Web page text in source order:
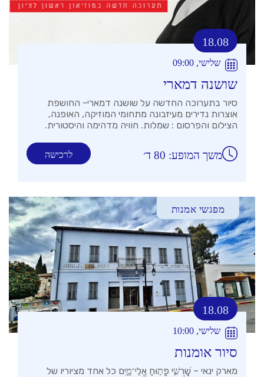
18.08
שלישי, 09:00
שושנה דמארי
סיור בתערוכה החדשה על שושנה דמארי- החושפת
אוצרות נדירים מעיזבונה מתחומי המוזיקה, האופנה,
הצילום והפרסום : שמלות. חוויה מדהימה והיסטורית.
לרכישה משך המופע: 80 ד׳
מפגשי אמנות
18.08
שלישי, 10:00
סיור אומנות
מארק ינאי – שׇׁרְשִׁ֣י פָת֣וּחַ אֱלֵי־מָ֑יִם כל אחד מציוריו של